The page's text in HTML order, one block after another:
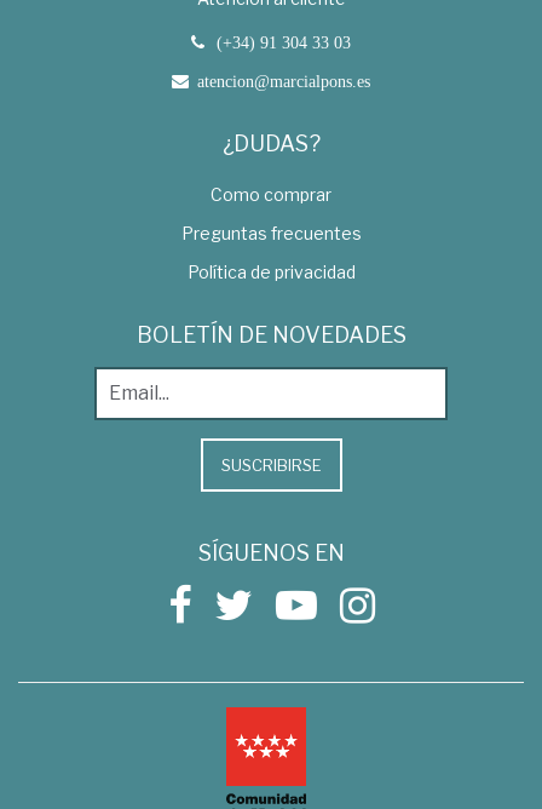
(+34) 91 304 33 03
atencion@marcialpons.es
¿DUDAS?
Como comprar
Preguntas frecuentes
Política de privacidad
BOLETÍN DE NOVEDADES
SUSCRIBIRSE
SÍGUENOS EN